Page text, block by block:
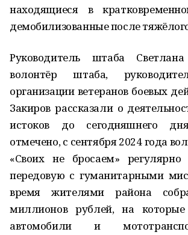
находящиеся в
демобилизованные после
Руководитель штаба
волонтёр штаба,
организации ветеранов боевых
Закиров рассказали о
истоков до сегодняшнего
отмечено, с сентября 2024 года
«Своих не бросаем»
передовую с гуманитарными
время жителями района
миллионов рублей, на которые
автомобили и